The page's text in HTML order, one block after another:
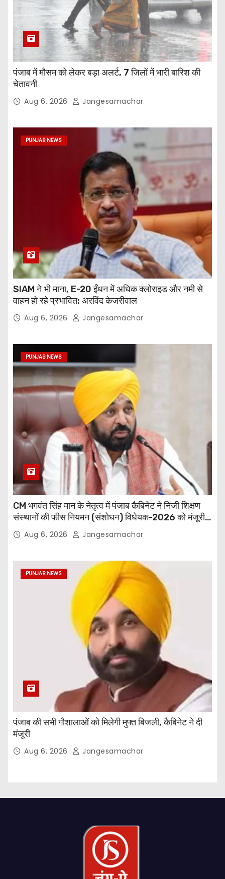
पंजाब में मौसम को लेकर बड़ा अलर्ट, 7 जिलों में भारी बारिश की
चेतावनी
Aug 6, 2026 Jangesamachar
PUNJAB NEWS
SIAM ने भी माना, E-20 ईंधन में अधिक क्लोराइड और नमी से
वाहन हो रहे प्रभावित: अरविंद केजरीवाल
Aug 6, 2026 Jangesamachar
PUNJAB NEWS
CM भगवंत सिंह मान के नेतृत्व में पंजाब कैबिनेट ने निजी शिक्षण
संस्थानों की फीस नियमन (संशोधन) विधेयक-2026 को मंजूरी
दी Aug 6, 2026 Jangesamachar
PUNJAB NEWS
पंजाब की सभी गौशालाओं को मिलेगी मुफ्त बिजली, कैबिनेट ने दी
मंजूरी
Aug 6, 2026 Jangesamachar